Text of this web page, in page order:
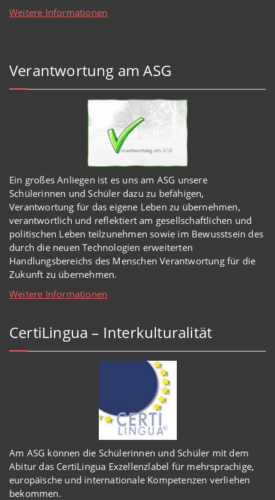
Weitere Informationen
Verantwortung am ASG
Ein großes Anliegen ist es uns am ASG unsere
Schülerinnen und Schüler dazu zu befähigen,
Verantwortung für das eigene Leben zu übernehmen,
verantwortlich und reflektiert am gesellschaftlichen und
politischen Leben teilzunehmen sowie im Bewusstsein des
durch die neuen Technologien erweiterten
Handlungsbereichs des Menschen Verantwortung für die
Zukunft zu übernehmen.
Weitere Informationen
CertiLingua – Interkulturalität
Am ASG können die Schülerinnen und Schüler mit dem
Abitur das CertiLingua Exzellenzlabel für mehrsprachige,
europäische und internationale Kompetenzen verliehen
bekommen.